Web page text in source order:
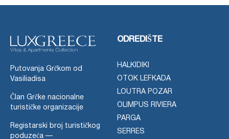
Putovanja Grčkom od
Vasiliadisa
Član Grčke nacionalne
turističke organizacije
Registarski broj turističkog
poduzeća —
ODREDIŠTE
HALKIDIKI
OTOK LEFKADA
LOUTRA POZAR
OLIMPUS RIVIERA
PARGA
SERRES